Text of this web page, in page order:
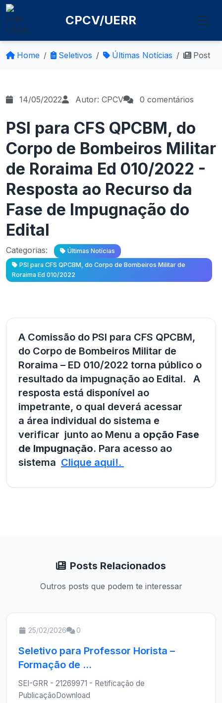
CPCV/UERR
Home Seletivos Últimas Notícias Post
14/05/2022 Autor: CPCV 0 comentários
PSI para CFS QPCBM, do
Corpo de Bombeiros Militar
de Roraima Ed 010/2022 -
Resposta ao Recurso da
Fase de Impugnação do
Edital
Categorias:
Últimas Notícias
PSI para CFS QPCBM, do Corpo de Bombeiros Militar de
Roraima Ed 010/2022
A Comissão do PSI para CFS QPCBM,
do Corpo de Bombeiros Militar de
Roraima – ED 010/2022 torna público o
resultado da impugnação ao Edital. A
resposta está disponível ao
impetrante, o qual deverá acessar
a área individual do sistema e
verificar junto ao Menu a opção Fase
de Impugnação. Para acesso ao
sistema Clique aqui!.
Posts Relacionados
Outros posts que podem te interessar
25/02/2026 0
Seletivo para Professor Horista –
Formação de ...
SEI-GRR - 21269971 - Retificação de
PublicaçãoDownload